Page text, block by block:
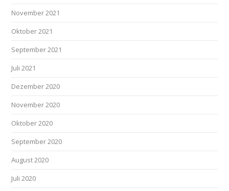
November 2021
Oktober 2021
September 2021
Juli 2021
Dezember 2020
November 2020
Oktober 2020
September 2020
August 2020
Juli 2020